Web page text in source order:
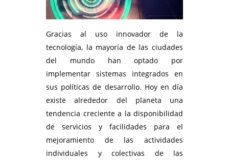
Gracias al uso innovador de la
tecnología, la mayoría de las ciudades
del mundo han optado por
implementar sistemas integrados en
sus políticas de desarrollo. Hoy en día
existe alrededor del planeta una
tendencia creciente a la disponibilidad
de servicios y facilidades para el
mejoramiento de las actividades
individuales y colectivas de las